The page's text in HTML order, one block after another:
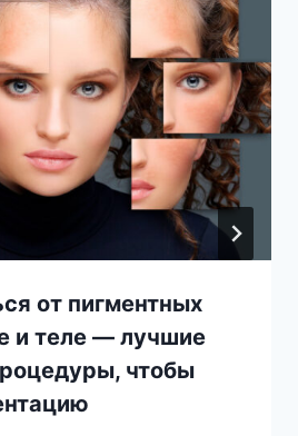
от пигментных
и теле — лучшие
чтобы